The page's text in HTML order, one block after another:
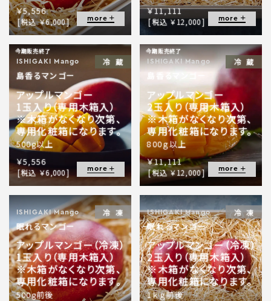
￥5,556
[税込 ￥6,000] more
￥11,111
[税込 ￥12,000] more
ISHIGAKI Mango 冷蔵
今期販売終了
島香るマンゴー
アップルマンゴー
1玉入り（専用木箱入）
※木箱がなくなり次第、
専用化粧箱になります。
500g以上
￥5,556
[税込 ￥6,000] more
ISHIGAKI Mango 冷蔵
今期販売終了
島香るマンゴー
アップルマンゴー
2玉入り（専用木箱入）
※木箱がなくなり次第、
専用化粧箱になります。
800ｇ以上
￥11,111
[税込 ￥12,000] more
ISHIGAKI Mango 冷凍
眠れるマンゴー
アップルマンゴー（冷凍）
1玉入り（専用木箱入）
※木箱がなくなり次第、
専用化粧箱になります。
500g前後
ISHIGAKI Mango 冷凍
眠れるマンゴー
アップルマンゴー（冷凍）
2玉入り（専用木箱入）
※木箱がなくなり次第、
専用化粧箱になります。
1ｋｇ前後